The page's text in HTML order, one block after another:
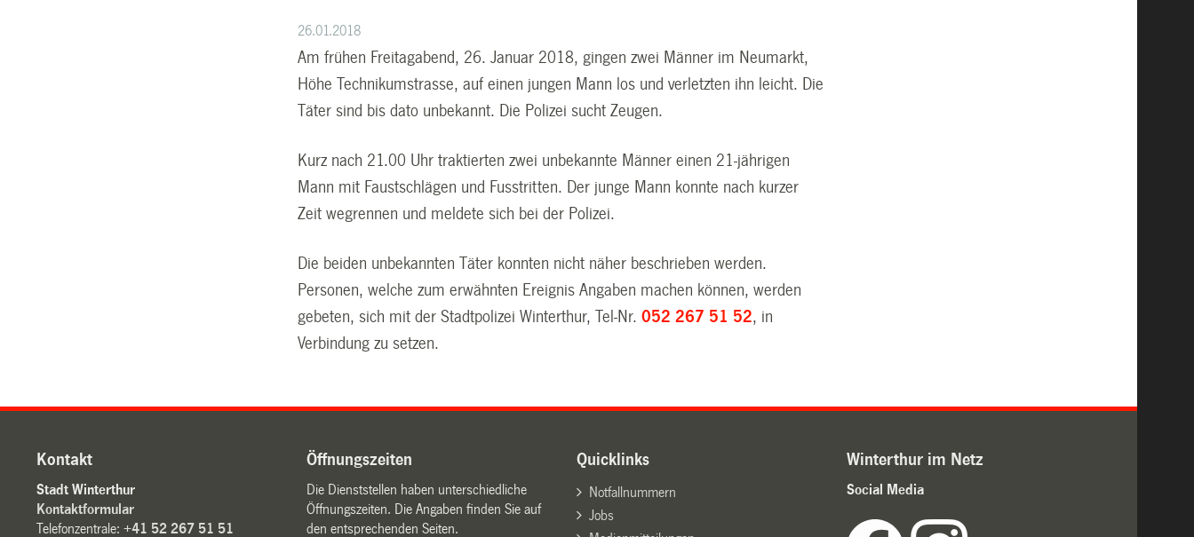
26.01.2018
Am frühen Freitagabend, 26. Januar 2018, gingen zwei Männer im Neumarkt,
Höhe Technikumstrasse, auf einen jungen Mann los und verletzten ihn leicht. Die
Täter sind bis dato unbekannt. Die Polizei sucht Zeugen.
Kurz nach 21.00 Uhr traktierten zwei unbekannte Männer einen 21-jährigen
Mann mit Faustschlägen und Fusstritten. Der junge Mann konnte nach kurzer
Zeit wegrennen und meldete sich bei der Polizei.
Die beiden unbekannten Täter konnten nicht näher beschrieben werden.
Personen, welche zum erwähnten Ereignis Angaben machen können, werden
gebeten, sich mit der Stadtpolizei Winterthur, Tel-Nr.052 267 51 52, in
Verbindung zu setzen.
Kontakt
Stadt Winterthur
Kontaktformular
Telefonzentrale:+41 52 267 51 51
Öffnungszeiten
Die Dienststellen haben unterschiedliche
Öffnungszeiten. Die Angaben finden Sie auf
den entsprechenden Seiten.
Quicklinks
Notfallnummern
Jobs
Winterthur im Netz
Social Media